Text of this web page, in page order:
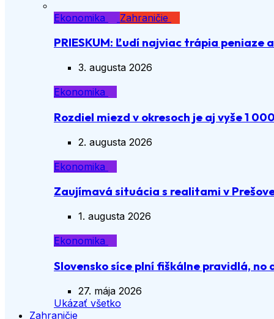
Ekonomika
Zahraničie
PRIESKUM: Ľudí najviac trápia
3. augusta 2026
Ekonomika
Rozdiel miezd v okresoch je aj vyše 1
2. augusta 2026
Ekonomika
Zaujímavá situácia s realitami v
1. augusta 2026
Ekonomika
Slovensko síce plní fiškálne pravidlá,
27. mája 2026
Ukázať všetko
Zahraničie